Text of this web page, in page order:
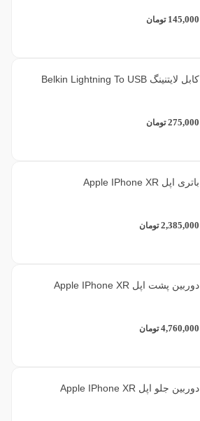
145,000 تومان
کابل لایتنینگ Belkin Lightning To USB
275,000 تومان
باتری اپل Apple IPhone XR
2,385,000 تومان
دوربین پشت اپل Apple IPhone XR
4,760,000 تومان
دوربین جلو اپل Apple IPhone XR